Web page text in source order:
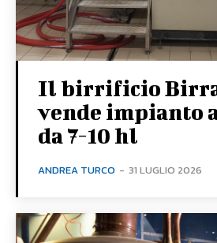
Il birrificio
vende impianto
da 7-10 hl
ANDREA TURCO - 31 LUGLIO 2026